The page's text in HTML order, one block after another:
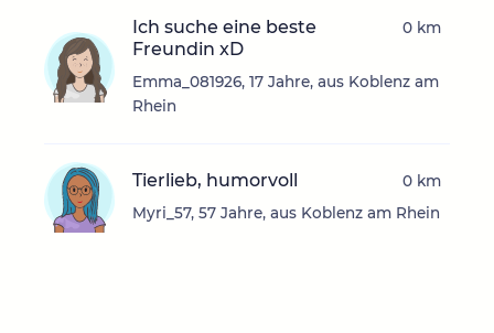
Ich suche eine beste
Freundin xD
Emma_081926, 17 Jahre, aus Koblenz am
Rhein
0 km
Tierlieb, humorvoll
Myri_57, 57 Jahre, aus Koblenz am Rhein
0 km